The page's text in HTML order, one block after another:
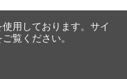
用しております。サイ
ご覧ください。